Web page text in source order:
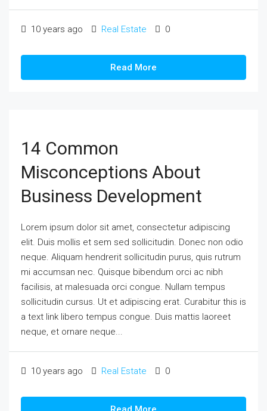
10 years ago Real Estate 0
Read More
14 Common
Misconceptions About
Business Development
Lorem ipsum dolor sit amet, consectetur adipiscing
elit. Duis mollis et sem sed sollicitudin. Donec non odio
neque. Aliquam hendrerit sollicitudin purus, quis rutrum
mi accumsan nec. Quisque bibendum orci ac nibh
facilisis, at malesuada orci congue. Nullam tempus
sollicitudin cursus. Ut et adipiscing erat. Curabitur this is
a text link libero tempus congue. Duis mattis laoreet
neque, et ornare neque...
10 years ago Real Estate 0